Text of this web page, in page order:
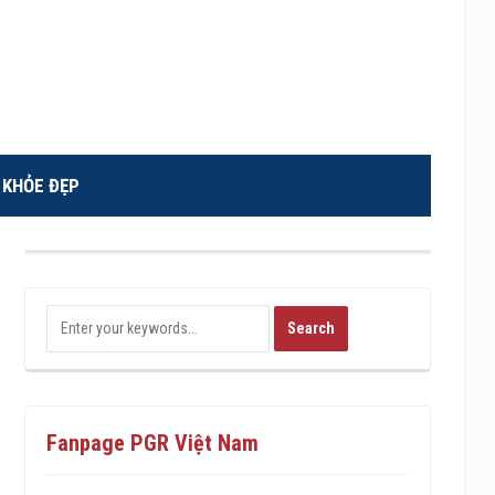
KHỎE ĐẸP
Fanpage PGR Việt Nam